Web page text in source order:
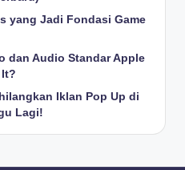
yang Jadi Fondasi Game
dan Audio Standar Apple
Iklan Pop Up di
Lagi!